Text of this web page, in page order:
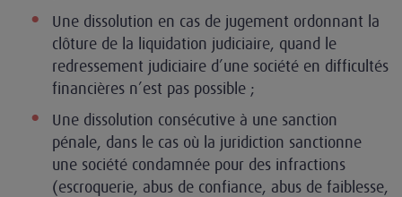
Une dissolution en cas de jugement ordonnant la
clôture de la liquidation judiciaire, quand le
redressement judiciaire d’une société en difficultés
financières n’est pas possible ;
Une dissolution consécutive à une sanction
pénale, dans le cas où la juridiction sanctionne
une société condamnée pour des infractions
(escroquerie, abus de confiance, abus de faiblesse,